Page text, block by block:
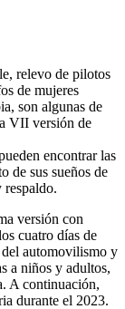
relevo de pilotos
de mujeres
son algunas de
VII versión de
encontrar las
de sus sueños de
respaldo.
versión con
cuatro días de
del automovilismo y
a niños y adultos,
A continuación,
durante el 2023.